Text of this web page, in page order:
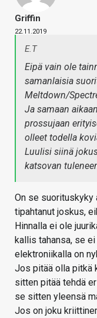
Griffin
22.11.2019
E.T
Eipä vain ole
samanlaisia
Meltdown/
Ja samaan
prossujaan
olleet todella
Luulisi siinä
katsovan
On se suorituskyky
tipahtanut joskus,
Hinnalla ei ole
kallis tahansa, se
elektroniikalla on
Jos pitää olla pitkä
sitten pitää tehdä
se sitten yleensä
Jos on joku